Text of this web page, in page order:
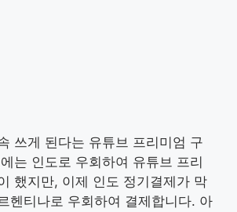
쓰게 된다는 유튜브 프리미엄 구
는 인도로 우회하여 유튜브 프리
했지만, 이제 인도 정기결제가 막
헨티나로 우회하여 결제합니다. 아